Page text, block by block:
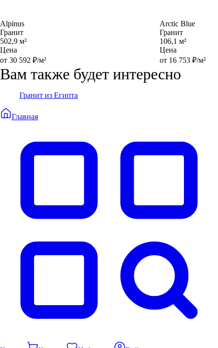
Alpinus
Гранит
502,9 м²
Цена
от 30 592 ₽/м²
Arctic Blue
Гранит
106,1 м²
Цена
от 16 753 ₽/м²
Вам также будет интересно
Гранит из Египта
Главная